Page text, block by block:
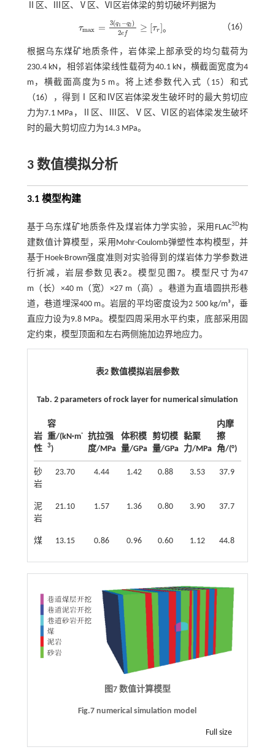
Ⅱ区、Ⅲ区、Ⅴ区、Ⅵ区岩体梁的剪切破坏判据为
τmax = 3(q1 −q2)
2ef ≥ [τr]
τmax =3q 1-q22ef≥ τr 。 （16）
根据乌东煤矿地质条件，岩体梁上部承受的均匀载荷为
230.4 kN，相邻岩体梁线性载荷为40.1 kN，横截面宽度为4
m，横截面高度为5 m。将上述参数代入 式（15） 和式
（16）
，得到Ⅰ区和Ⅳ区岩体梁发生破坏时的最大剪切应
力为7.1 MPa，Ⅱ区、Ⅲ区、Ⅴ区、Ⅵ区的岩体梁发生破坏
时的最大剪切应力为14.3 MPa。
3 数值模拟分析
3.1 模型构建
基于乌东煤矿地质条件及煤岩体力学实验，采用FLAC3D构
建数值计算模型，采用Mohr-Coulomb弹塑性本构模型，并
基于Hoek-Brown强度准则对实验得到的煤岩体力学参数进
行折减，岩层参数见表2。模型见 图7。模型尺寸为47
m（长）×40 m（宽）×27 m（高）。巷道为直墙圆拱形巷
道，巷道埋深400 m。岩层的平均密度设为2 500 kg/m³，垂
直应力设为9.8 MPa。模型四周采用水平约束，底部采用固
定约束，模型顶面和左右两侧施加边界地应力。
表2 数值模拟岩层参数
Tab. 2 parameters of rock layer for numerical simulation
岩
性
容
重/(kN·m-
3)
抗拉强
度/MPa
体积模
量/GPa
剪切模
量/GPa
黏聚
力/MPa
内摩
擦
角/(°)
砂
岩
23.70 4.44 1.42 0.88 3.53 37.9
泥
岩
21.10 1.57 1.36 0.80 3.90 37.7
煤 13.15 0.86 0.96 0.60 1.12 44.8
图7 数值计算模型
Fig.7 numerical simulation model
Full size